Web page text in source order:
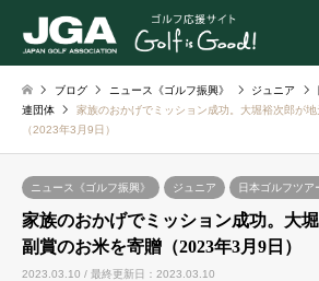
ブログ ニュース《ゴルフ振興》 ジュニア
連団体
家族のおかげでミッション成功。大堀裕次郎が
（2023年3月9日）
ニュース《ゴルフ振興》 ジュニア 日本ゴルフツア
家族のおかげでミッション成功。大
副賞のお米を寄贈（2023年3月9日）
2023.03.10 / 最終更新日：2023.03.10